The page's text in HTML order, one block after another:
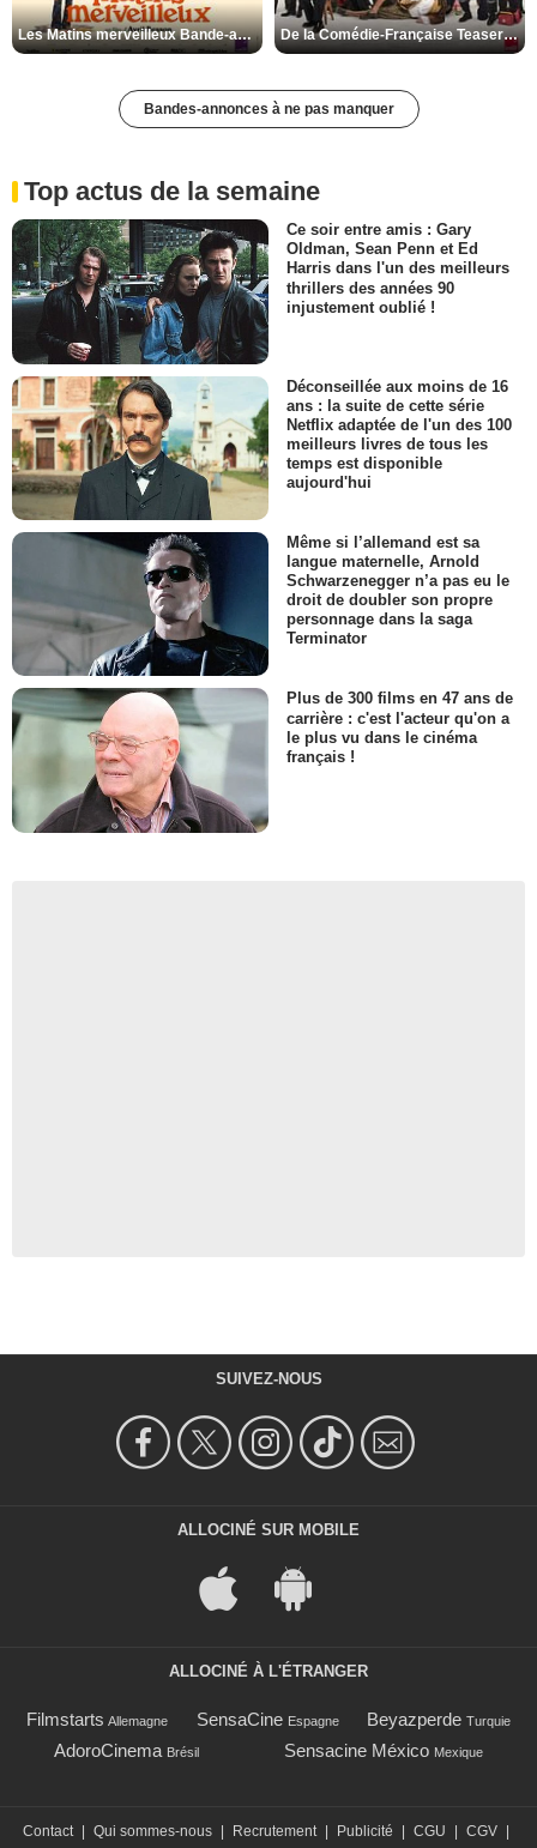
Les Matins merveilleux Bande-annonce VF De la Comédie-Française Teaser VF
Bandes-annonces à ne pas manquer
Top actus de la semaine
Ce soir entre amis : Gary
Oldman, Sean Penn et Ed
Harris dans l'un des meilleurs
thrillers des années 90
injustement oublié !
Déconseillée aux moins de 16
ans : la suite de cette série
Netflix adaptée de l'un des 100
meilleurs livres de tous les
temps est disponible
aujourd'hui
Même si l’allemand est sa
langue maternelle, Arnold
Schwarzenegger n’a pas eu le
droit de doubler son propre
personnage dans la saga
Terminator
Plus de 300 films en 47 ans de
carrière : c'est l'acteur qu'on a
le plus vu dans le cinéma
français !
SUIVEZ-NOUS
ALLOCINÉ SUR MOBILE
ALLOCINÉ À L'ÉTRANGER
Filmstarts Allemagne SensaCine Espagne Beyazperde Turquie
AdoroCinema Brésil Sensacine México Mexique
Contact | Qui sommes-nous | Recrutement | Publicité | CGU | CGV |